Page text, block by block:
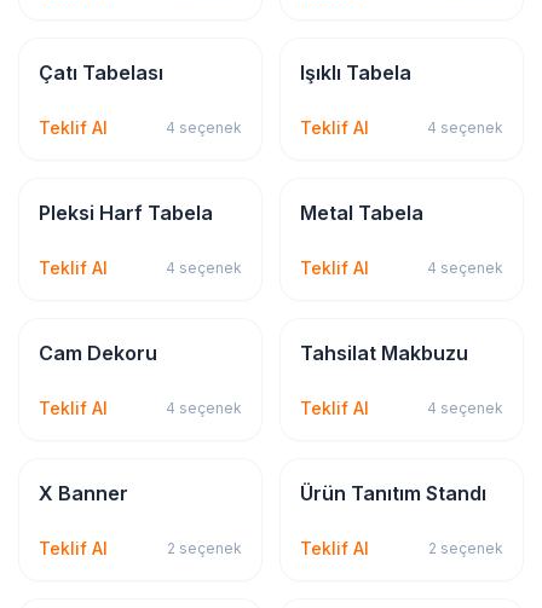
Tabela & Reklam
Çatı Tabelası
Teklif Al 4 seçenek
Tabela & Reklam
Işıklı Tabela
Teklif Al 4 seçenek
Tabela & Reklam
Pleksi Harf Tabela
Teklif Al 4 seçenek
Tabela & Reklam
Metal Tabela
Teklif Al 4 seçenek
Sticker & Etiket
Cam Dekoru
Teklif Al 4 seçenek
Kırtasiye & Matbu
Tahsilat Makbuzu
Teklif Al 4 seçenek
Tabela & Reklam
X Banner
Teklif Al 2 seçenek
Tabela & Reklam
Ürün Tanıtım Standı
Teklif Al 2 seçenek